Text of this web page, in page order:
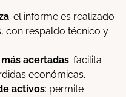
: el informe es realizado
con respaldo técnico y
acertadas: facilita
económicas.
activos: permite